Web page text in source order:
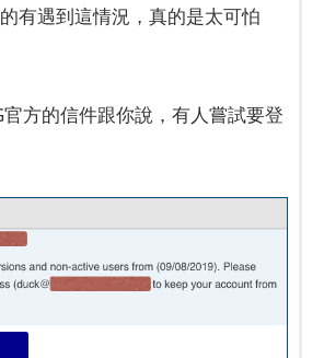
有遇到這情況，真的是太可怕
方的信件跟你說，有人嘗試要登